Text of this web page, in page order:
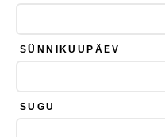
SÜNNIKUUPÄEV
SUGU